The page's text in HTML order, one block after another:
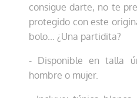
consigue darte, no te
protegido con este
bolo... ¿Una partidita?
- Disponible en talla
hombre o mujer.